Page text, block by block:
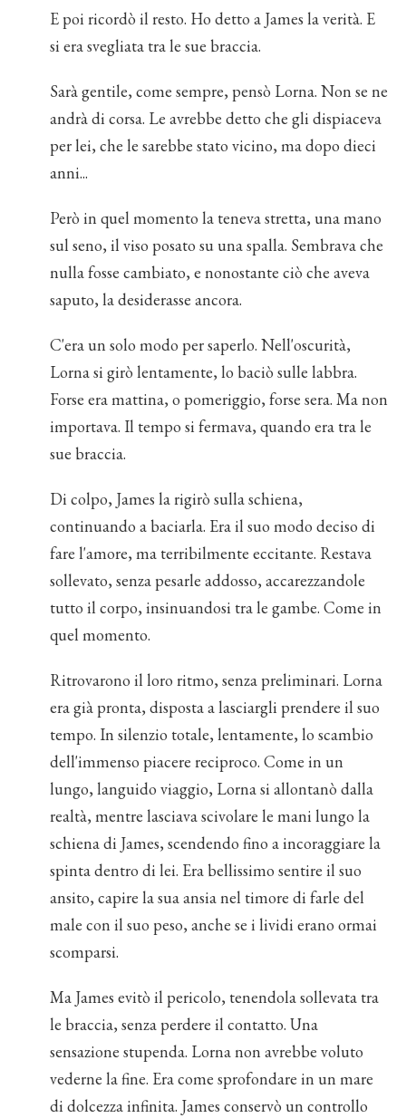
E poi ricordò il resto. Ho detto a James la verità. E
si era svegliata tra le sue braccia.
Sarà gentile, come sempre, pensò Lorna. Non se ne
andrà di corsa. Le avrebbe detto che gli dispiaceva
per lei, che le sarebbe stato vicino, ma dopo dieci
anni...
Però in quel momento la teneva stretta, una mano
sul seno, il viso posato su una spalla. Sembrava che
nulla fosse cambiato, e nonostante ciò che aveva
saputo, la desiderasse ancora.
C'era un solo modo per saperlo. Nell'oscurità,
Lorna si girò lentamente, lo baciò sulle labbra.
Forse era mattina, o pomeriggio, forse sera. Ma non
importava. Il tempo si fermava, quando era tra le
sue braccia.
Di colpo, James la rigirò sulla schiena,
continuando a baciarla. Era il suo modo deciso di
fare l'amore, ma terribilmente eccitante. Restava
sollevato, senza pesarle addosso, accarezzandole
tutto il corpo, insinuandosi tra le gambe. Come in
quel momento.
Ritrovarono il loro ritmo, senza preliminari. Lorna
era già pronta, disposta a lasciargli prendere il suo
tempo. In silenzio totale, lentamente, lo scambio
dell'immenso piacere reciproco. Come in un
lungo, languido viaggio, Lorna si allontanò dalla
realtà, mentre lasciava scivolare le mani lungo la
schiena di James, scendendo fino a incoraggiare la
spinta dentro di lei. Era bellissimo sentire il suo
ansito, capire la sua ansia nel timore di farle del
male con il suo peso, anche se i lividi erano ormai
scomparsi.
Ma James evitò il pericolo, tenendola sollevata tra
le braccia, senza perdere il contatto. Una
sensazione stupenda. Lorna non avrebbe voluto
vederne la fine. Era come sprofondare in un mare
di dolcezza infinita. James conservò un controllo